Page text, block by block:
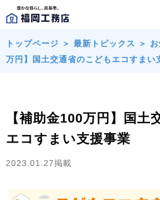
トップページ ＞ 最新トピックス ＞
万円】国土交通省のこどもエコすまい
【補助金100万円】国土
エコすまい支援事業
2023.01.27掲載